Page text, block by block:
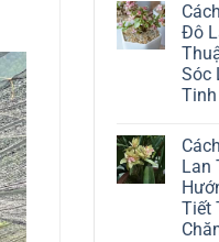
Đô
Sóc
bình
luận
ở
Cách
Trồng
Cây
Đô
Lan
Tiết